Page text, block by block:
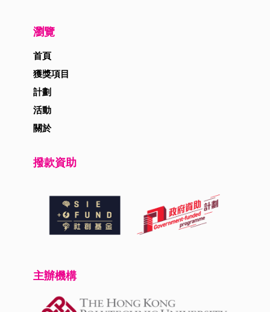
瀏覽
首頁
獲獎項目
計劃
活動
關於
撥款資助
主辦機構